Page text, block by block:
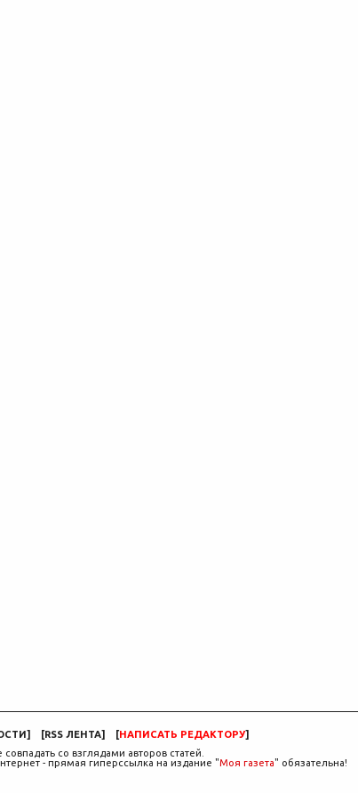
] [RSS ЛЕНТА] [НАПИСАТЬ РЕДАКТОРУ]
со взглядами авторов статей.
- прямая гиперссылка на издание "Моя газета" обязательна!